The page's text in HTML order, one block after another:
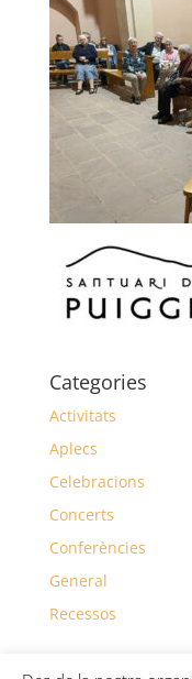
Categories
Activitats
Aplecs
Celebracions
Concerts
Conferències
General
Recessos